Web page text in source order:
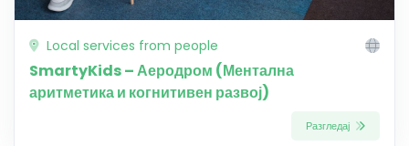
Local services from people
SmartyKids – Аеродром (Ментална
аритметика и когнитивен развој)
Разгледај